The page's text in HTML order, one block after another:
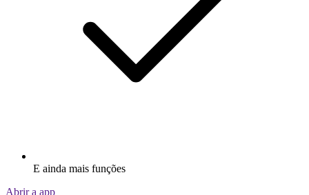
E ainda mais funções
Abrir a app